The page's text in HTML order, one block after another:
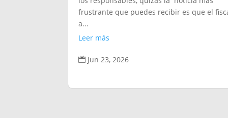
frustrante que puedes recibir es que el
a...
Leer más
 Jun 23, 2026